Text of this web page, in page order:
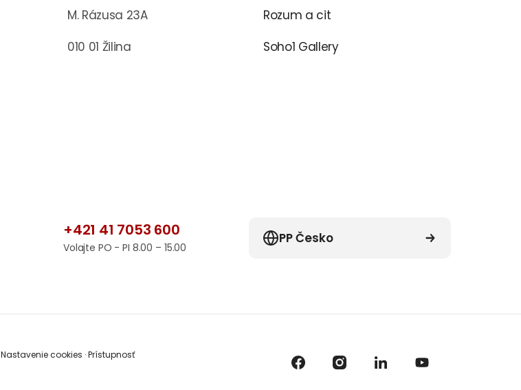
M. Rázusa 23A
010 01 Žilina
Rozum a cit
Soho1 Gallery
+421 41 7053 600
Volajte PO - PI 8.00 – 15.00
PP Česko
Nastavenie cookies ·Prístupnosť